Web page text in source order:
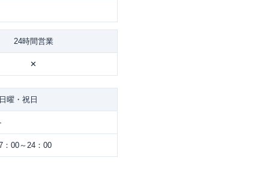
24時間営業
✕
日曜・祝日
：00～24：00